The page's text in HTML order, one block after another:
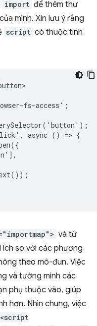
import để thêm thư
mình. Xin lưu ý rằng
script có thuộc tính
fs-access';
async () => {
và từ
ích so với các phương
theo mô-đun. Việc
và tường minh các
phụ thuộc vào, giúp
hơn. Nhìn chung, việc
<script